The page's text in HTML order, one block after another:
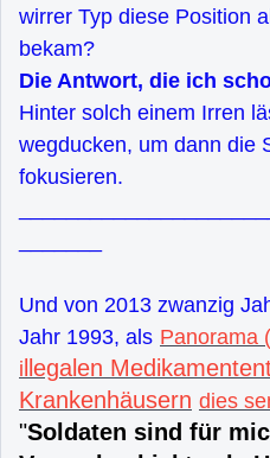
wirrer Typ diese Position
bekam?
Die Antwort, die ich
Hinter solch einem Irren
wegducken, um dann die
fokusieren.
Und von 2013 zwanzig
Jahr 1993, als Panorama
i llegalen
Krankenhäusern dies
"Soldaten sind für